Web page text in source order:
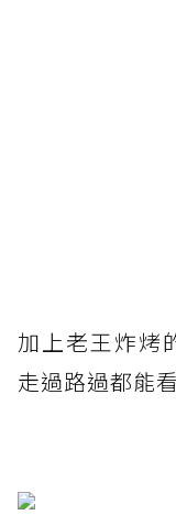
加上老王炸烤
走過路過都能